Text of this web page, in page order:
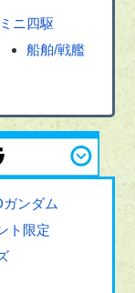
ミニ四駆
船舶/戦艦
ガンダム
ト限定